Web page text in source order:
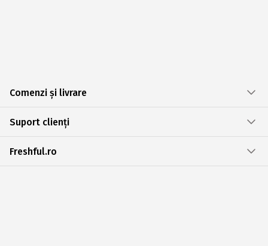
Comenzi și livrare
Suport clienți
Freshful.ro